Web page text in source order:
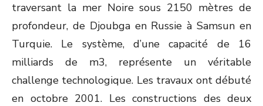
traversant la mer Noire sous 2150 mètres de
profondeur, de Djoubga en Russie à Samsun en
Turquie. Le système, d’une capacité de 16
milliards de m3, représente un véritable
challenge technologique. Les travaux ont débuté
en octobre 2001. Les constructions des deux